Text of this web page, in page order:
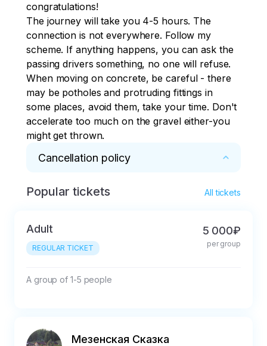
congratulations!
The journey will take you 4-5 hours. The
connection is not everywhere. Follow my
scheme. If anything happens, you can ask the
passing drivers something, no one will refuse.
When moving on concrete, be careful - there
may be potholes and protruding fittings in
some places, avoid them, take your time. Don't
accelerate too much on the gravel either-you
might get thrown.
Cancellation policy
* 50% refund for 3 days cancellation, 10%
Popular tickets All tickets
Adult
REGULAR TICKET
5 000₽
per group
A group of 1-5 people
Мезенская Сказка